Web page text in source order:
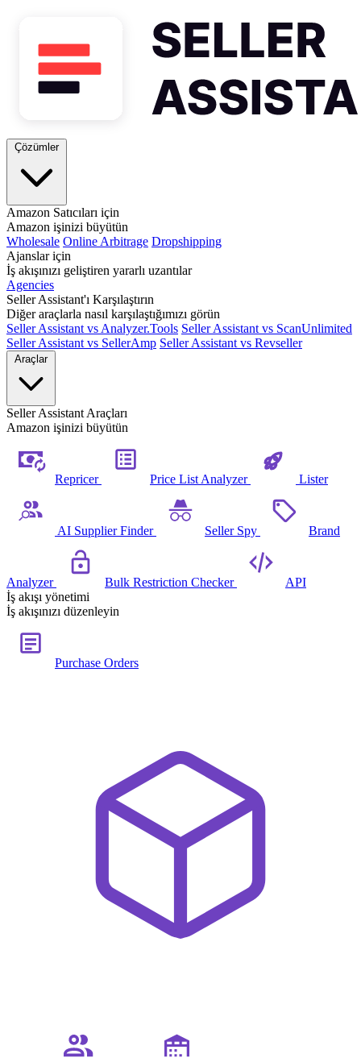
Çözümler
Amazon Satıcıları için
Amazon işinizi büyütün
Wholesale Online Arbitrage Dropshipping
Ajanslar için
İş akışınızı geliştiren yararlı uzantılar
Agencies
Seller Assistant'ı Karşılaştırın
Diğer araçlarla nasıl karşılaştığımızı görün
Seller Assistant vs Analyzer.Tools Seller Assistant vs ScanUnlimited
Seller Assistant vs SellerAmp Seller Assistant vs Revseller
Araçlar
Seller Assistant Araçları
Amazon işinizi büyütün
Repricer Price List Analyzer Lister
AI Supplier Finder Seller Spy Brand
Analyzer Bulk Restriction Checker
API
İş akışı yönetimi
İş akışınızı düzenleyin
Purchase Orders